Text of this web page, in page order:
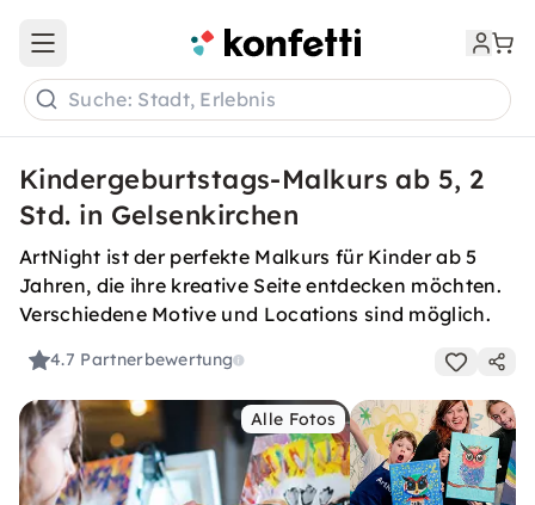
Open main menu
Suche: Stadt, Erlebnis
Kindergeburtstags-Malkurs ab 5, 2
Std. in Gelsenkirchen
ArtNight ist der perfekte Malkurs für Kinder ab 5
Jahren, die ihre kreative Seite entdecken möchten.
Verschiedene Motive und Locations sind möglich.
4.7 Partnerbewertung
Alle Fotos